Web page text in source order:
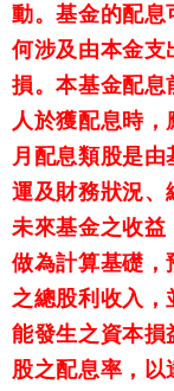
動。基金的配息
何涉及由本金支
損。本基金配息
人於獲配息時
月配息類股是
運及財務狀況、
未來基金之收
做為計算基礎，
之總股利收入
能發生之資本損
股之配息率，